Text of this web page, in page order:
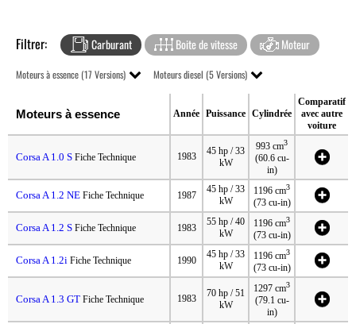
Filtrer: Carburant Boite de vitesse Moteur
Moteurs à essence (17 Versions) Moteurs diesel (5 Versions)
Moteurs à essence Année Puissance Cylindrée
Comparatif
avec autre
voiture
Corsa A 1.0 S Fiche Technique 1983
45 hp / 33
kW
993 cm3
(60.6 cu-
in)
Corsa A 1.2 NE Fiche Technique 1987
45 hp / 33
kW
1196 cm3
(73 cu-in)
Corsa A 1.2 S Fiche Technique 1983
55 hp / 40
kW
1196 cm3
(73 cu-in)
Corsa A 1.2i Fiche Technique 1990
45 hp / 33
kW
1196 cm3
(73 cu-in)
Corsa A 1.3 GT Fiche Technique 1983
70 hp / 51
kW
1297 cm3
(79.1 cu-
in)